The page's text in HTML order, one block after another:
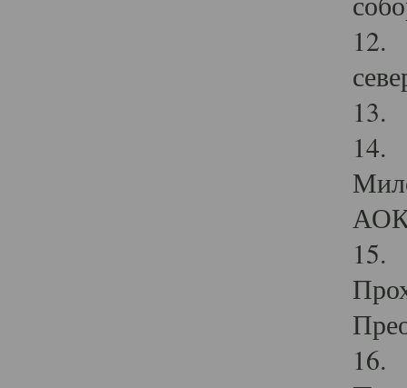
12.
13.
14.
15.
16.